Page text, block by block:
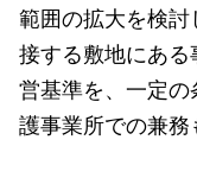
範囲の拡大を検
接する敷地にあ
営基準を、一定
護事業所での兼務